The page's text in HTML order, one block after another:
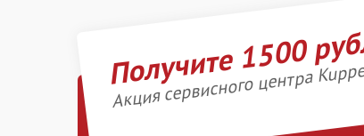
Получите 1500
Акция сервисного центра